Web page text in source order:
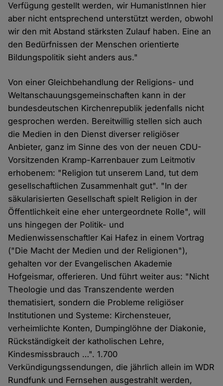
Verfügung gestellt werden, wir HumanistInnen hier
aber nicht entsprechend unterstützt werden, obwohl
wir den mit Abstand stärksten Zulauf haben. Eine an
den Bedürfnissen der Menschen orientierte
Bildungspolitik sieht anders aus."
Von einer Gleichbehandlung der Religions- und
Weltanschauungsgemeinschaften kann in der
bundesdeutschen Kirchenrepublik jedenfalls nicht
gesprochen werden. Bereitwillig stellen sich auch
die Medien in den Dienst diverser religiöser
Anbieter, ganz im Sinne des von der neuen CDU-
Vorsitzenden Kramp-Karrenbauer zum Leitmotiv
erhobenem: "Religion tut unserem Land, tut dem
gesellschaftlichen Zusammenhalt gut". "In der
säkularisierten Gesellschaft spielt Religion in der
Öffentlichkeit eine eher untergeordnete Rolle", will
uns hingegen der Politik- und
Medienwissenschaftler Kai Hafez in einem Vortrag
("Die Macht der Medien und der Religionen"),
gehalten vor der Evangelischen Akademie
Hofgeismar, offerieren. Und führt weiter aus: "Nicht
Theologie und das Transzendente werden
thematisiert, sondern die Probleme religiöser
Institutionen und Systeme: Kirchensteuer,
verheimlichte Konten, Dumpinglöhne der Diakonie,
Rückständigkeit der katholischen Lehre,
Kindesmissbrauch …". 1.700
Verkündigungssendungen, die jährlich allein im WDR
Rundfunk und Fernsehen ausgestrahlt werden,